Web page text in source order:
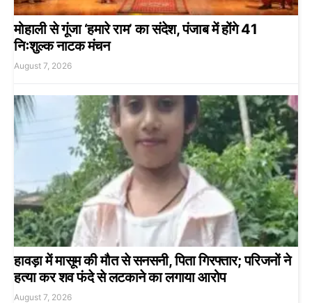
मोहाली से गूंजा ‘हमारे राम’ का संदेश, पंजाब में होंगे 41
निःशुल्क नाटक मंचन
August 7, 2026
हावड़ा में मासूम की मौत से सनसनी, पिता गिरफ्तार; परिजनों ने
हत्या कर शव फंदे से लटकाने का लगाया आरोप
August 7, 2026